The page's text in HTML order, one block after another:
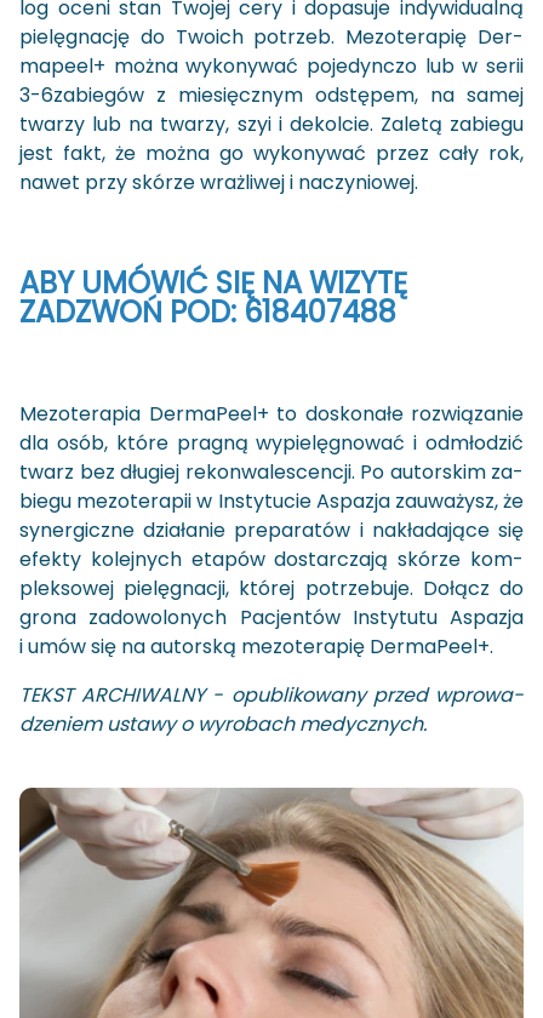
log oceni stan Two­jej cery i do­pa­su­je in­dy­wi­du­al­ną
pie­lę­gna­cję do Two­ich po­trzeb. Me­zo­te­ra­pię Der­
ma­pe­el+ można wy­ko­ny­wać po­je­dyn­czo lub w serii
3-6za­bie­gów z mie­sięcz­nym od­stę­pem, na samej
twa­rzy lub na twa­rzy, szyi i de­kol­cie. Za­le­tą za­bie­gu
jest fakt, że można go wy­ko­ny­wać przez cały rok,
nawet przy skó­rze wraż­li­wej i na­czy­nio­wej.
ABY UMÓ­WIĆ SIĘ NA WI­ZY­TĘ
ZA­DZWOŃ POD: 618407488
Me­zo­te­ra­pia Der­ma­Pe­el+ to do­sko­na­łe roz­wią­za­nie
dla osób, które pra­gną wy­pie­lę­gno­wać i od­mło­dzić
twarz bez dłu­giej re­kon­wa­le­scen­cji. Po au­tor­skim za­
bie­gu me­zo­te­ra­pii w In­sty­tu­cie Aspa­zja za­uwa­żysz, że
sy­ner­gicz­ne dzia­ła­nie pre­pa­ra­tów i na­kła­da­ją­ce się
efek­ty ko­lej­nych eta­pów do­star­cza­ją skó­rze kom­
plek­so­wej pie­lę­gna­cji, któ­rej po­trze­bu­je. Do­łącz do
grona za­do­wo­lo­nych Pa­cjen­tów In­sty­tu­tu Aspa­zja
i umów się na au­tor­ską me­zo­te­ra­pię Der­ma­Pe­el+.
TEKST AR­CHI­WAL­NY - opu­bli­ko­wa­ny przed wpro­wa­
dze­niem usta­wy o wy­ro­bach me­dycz­nych.